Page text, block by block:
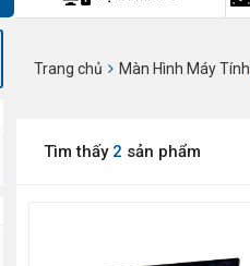
Trang chủ Màn Hình Máy Tính
Tìm thấy 2 sản phẩm